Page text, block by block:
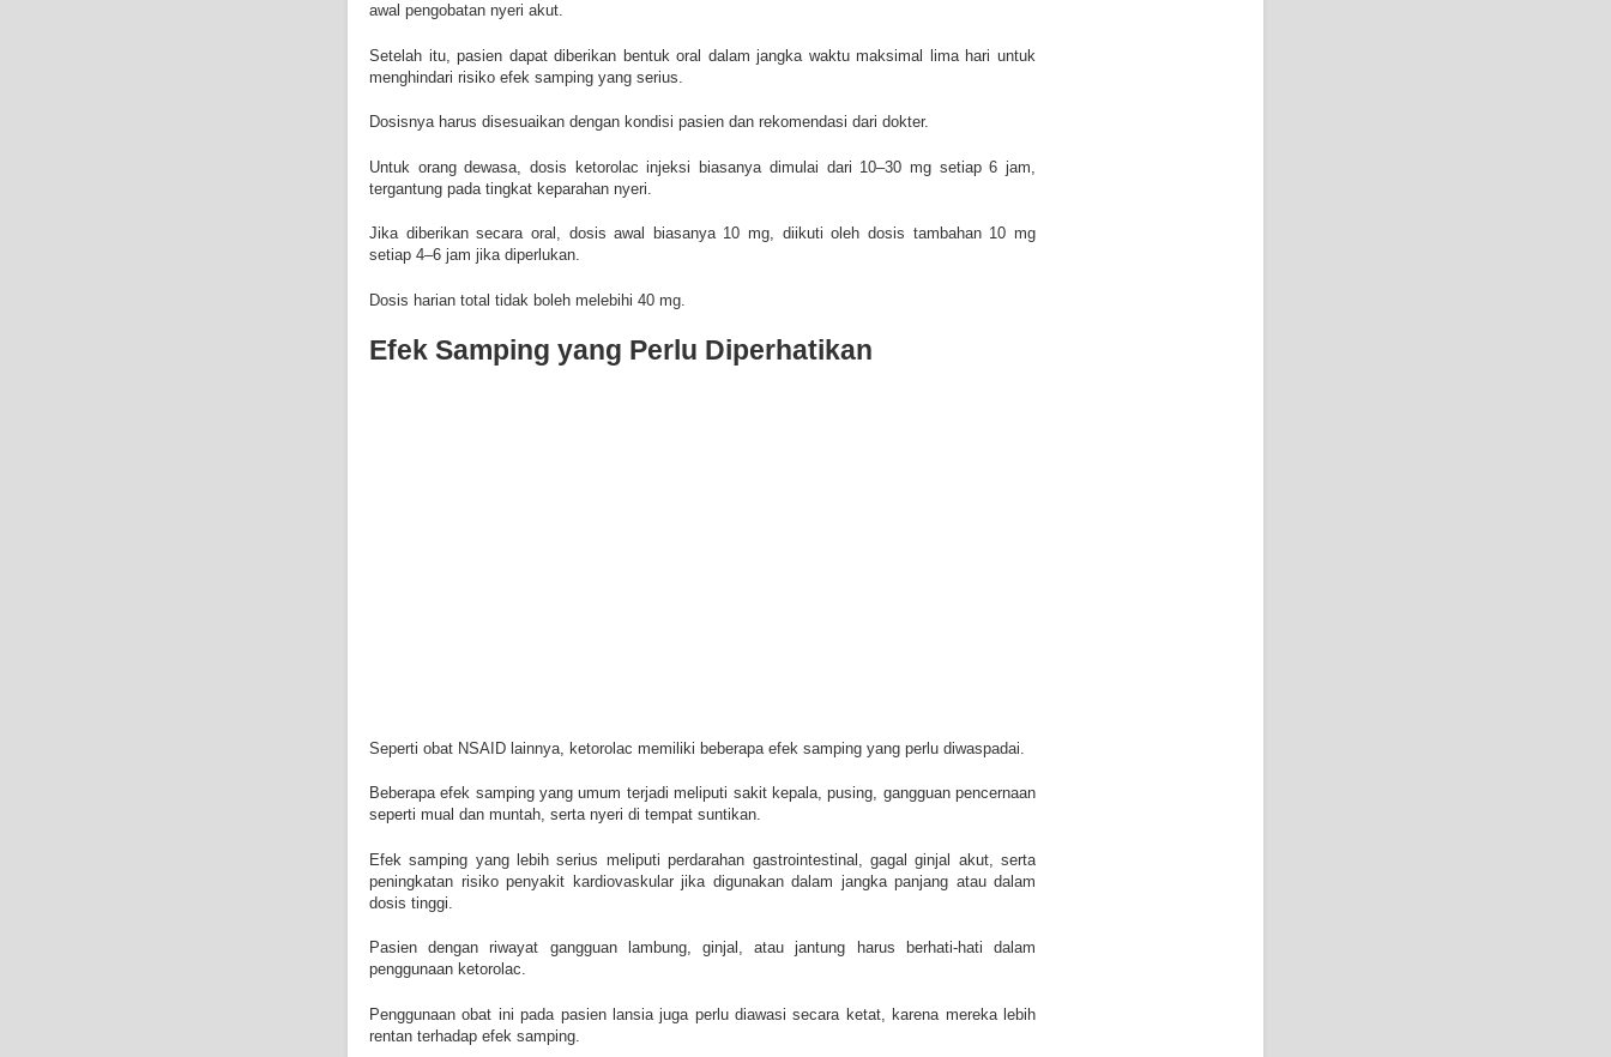
awal pengobatan nyeri akut.
Setelah itu, pasien dapat diberikan bentuk oral dalam jangka waktu maksimal lima hari untuk
menghindari risiko efek samping yang serius.
Dosisnya harus disesuaikan dengan kondisi pasien dan rekomendasi dari dokter.
Untuk orang dewasa, dosis ketorolac injeksi biasanya dimulai dari 10–30 mg setiap 6 jam,
tergantung pada tingkat keparahan nyeri.
Jika diberikan secara oral, dosis awal biasanya 10 mg, diikuti oleh dosis tambahan 10 mg
setiap 4–6 jam jika diperlukan.
Dosis harian total tidak boleh melebihi 40 mg.
Efek Samping yang Perlu Diperhatikan
Seperti obat NSAID lainnya, ketorolac memiliki beberapa efek samping yang perlu diwaspadai.
Beberapa efek samping yang umum terjadi meliputi sakit kepala, pusing, gangguan pencernaan
seperti mual dan muntah, serta nyeri di tempat suntikan.
Efek samping yang lebih serius meliputi perdarahan gastrointestinal, gagal ginjal akut, serta
peningkatan risiko penyakit kardiovaskular jika digunakan dalam jangka panjang atau dalam
dosis tinggi.
Pasien dengan riwayat gangguan lambung, ginjal, atau jantung harus berhati-hati dalam
penggunaan ketorolac.
Penggunaan obat ini pada pasien lansia juga perlu diawasi secara ketat, karena mereka lebih
rentan terhadap efek samping.